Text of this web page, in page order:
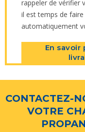
rappeler de vérifier
il est temps de
automatiquement
En savoir
CONTACTEZ-
VOTRE